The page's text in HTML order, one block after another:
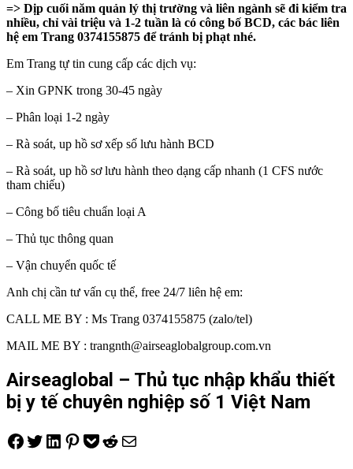
=> Dịp cuối năm quản lý thị trường và liên ngành sẽ đi kiểm tra
nhiều, chỉ vài triệu và 1-2 tuần là có công bố BCD, các bác liên
hệ em Trang 0374155875 để tránh bị phạt nhé.
Em Trang tự tin cung cấp các dịch vụ:
– Xin GPNK trong 30-45 ngày
– Phân loại 1-2 ngày
– Rà soát, up hồ sơ xếp số lưu hành BCD
– Rà soát, up hồ sơ lưu hành theo dạng cấp nhanh (1 CFS nước
tham chiếu)
– Công bố tiêu chuẩn loại A
– Thủ tục thông quan
– Vận chuyển quốc tế
Anh chị cần tư vấn cụ thể, free 24/7 liên hệ em:
CALL ME BY : Ms Trang 0374155875 (zalo/tel)
MAIL ME BY : trangnth@airseaglobalgroup.com.vn
Airseaglobal – Thủ tục nhập khẩu thiết
bị y tế chuyên nghiệp số 1 Việt Nam
Share on Facebook
Tweet on Twitter
Share on LinkedIn
Pin on Pinterest
Save to pocket
Share on Reddit
Share via Email